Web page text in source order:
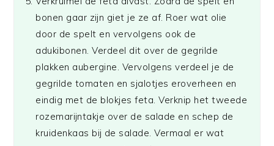
bonen gaar zijn giet je ze af. Roer wat olie
door de spelt en vervolgens ook de
adukibonen. Verdeel dit over de gegrilde
plakken aubergine. Vervolgens verdeel je de
gegrilde tomaten en sjalotjes eroverheen en
eindig met de blokjes feta. Verknip het tweede
rozemarijntakje over de salade en schep de
kruidenkaas bij de salade. Vermaal er wat